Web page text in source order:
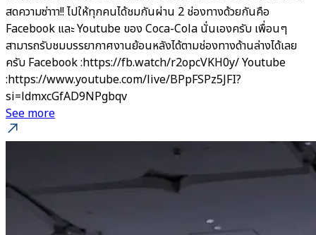
สดความซ่าาา!! ไปให้ทุกคนได้ชมกันผ่าน 2 ช่องทางด้วยกันคือ
Facebook และ Youtube ของ Coca-Cola นั่นเองครับ เพื่อนๆ
สามารถรับชมบรรยากาศงานย้อนหลังได้ตามช่องทางด้านล่างได้เลย
ครับ Facebook :https://fb.watch/r2opcVKH0y/ Youtube
:https://www.youtube.com/live/BPpFSPz5JFI?
si=ldmxcGfAD9NPgbqv
See more